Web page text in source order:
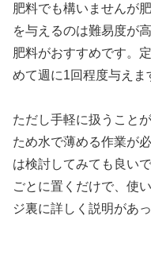
肥料でも構いませんが
を与えるのは難易度が
肥料がおすすめです。
めて週に1回程度与えま
ただし手軽に扱うこと
ため水で薄める作業が
は検討してみても良い
ごとに置くだけで、使
ジ裏に詳しく説明があ